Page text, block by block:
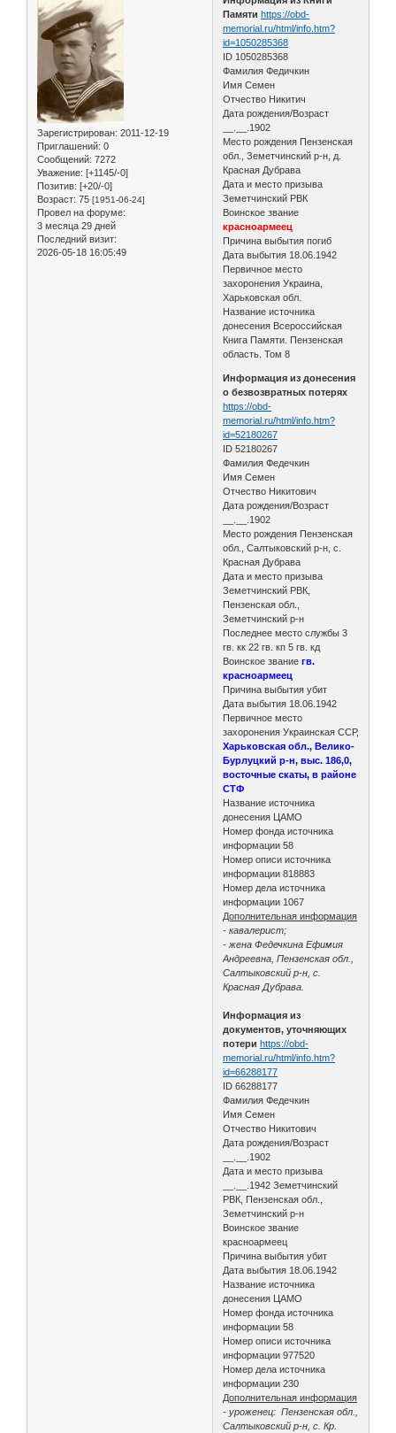
Зарегистрирован: 2011-12-19
Приглашений: 0
Сообщений: 7272
Уважение: [+1145/-0]
Позитив: [+20/-0]
Возраст: 75 [1951-06-24]
Провел на форуме:
3 месяца 29 дней
Последний визит:
2026-05-18 16:05:49
Памяти https://obd-
memorial.ru/html/info.htm?
id=1050285368
ID 1050285368
Фамилия Федичкин
Имя Семен
Отчество Никитич
Дата рождения/Возраст
__.__.1902
Место рождения Пензенская
обл., Земетчинский р-н, д.
Красная Дубрава
Дата и место призыва
Земетчинский РВК
Воинское звание
красноармеец
Причина выбытия погиб
Дата выбытия 18.06.1942
Первичное место
захоронения Украина,
Харьковская обл.
Название источника
донесения Всероссийская
Книга Памяти. Пензенская
область. Том 8
Информация из донесения
о безвозвратных потерях
https://obd-
memorial.ru/html/info.htm?
id=52180267
ID 52180267
Фамилия Федечкин
Имя Семен
Отчество Никитович
Дата рождения/Возраст
__.__.1902
Место рождения Пензенская
обл., Салтыковский р-н, с.
Красная Дубрава
Дата и место призыва
Земетчинский РВК,
Пензенская обл.,
Земетчинский р-н
Последнее место службы 3
гв. кк 22 гв. кп 5 гв. кд
Воинское званиегв.
красноармеец
Причина выбытия убит
Дата выбытия 18.06.1942
Первичное место
захоронения Украинская ССР,
Харьковская обл., Велико-
Бурлуцкий р-н, выс. 186,0,
восточные скаты, в районе
СТФ
Название источника
донесения ЦАМО
Номер фонда источника
информации 58
Номер описи источника
информации 818883
Номер дела источника
информации 1067
Дополнительная информация
- кавалерист;
- жена Федечкина Ефимия
Андреевна, Пензенская обл.,
Салтыковский р-н, с.
Красная Дубрава.
Информация из
документов, уточняющих
потери https://obd-
memorial.ru/html/info.htm?
id=66288177
ID 66288177
Фамилия Федечкин
Имя Семен
Отчество Никитович
Дата рождения/Возраст
__.__.1902
Дата и место призыва
__.__.1942 Земетчинский
РВК, Пензенская обл.,
Земетчинский р-н
Воинское звание
красноармеец
Причина выбытия убит
Дата выбытия 18.06.1942
Название источника
донесения ЦАМО
Номер фонда источника
информации 58
Номер описи источника
информации 977520
Номер дела источника
информации 230
Дополнительная информация
- уроженец: Пензенская обл.,
Салтыковский р-н, с. Кр.